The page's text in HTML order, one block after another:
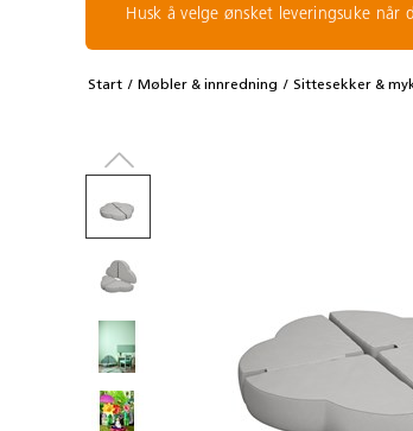
Husk å velge ønsket leveringsuke
Start Møbler & innredning Sittesekker &